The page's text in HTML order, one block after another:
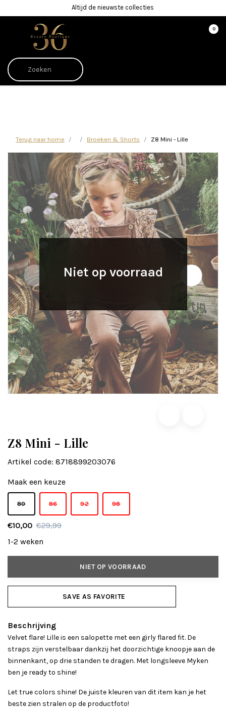
Altijd de nieuwste collecties
0
Terug naar home Broeken & Shorts Z8 Mini - Lille
Niet op voorraad
Z8 Mini - Lille
Artikel code: 8718899203076
Maak een keuze
80 86 92 98
€10,00 €29,99
1-2 weken
NIET OP VOORRAAD
SAVE AS FAVORITE
Beschrijving
Velvet flare! Lille is een salopette met een girly flared fit. De
straps zijn verstelbaar dankzij het doorzichtige knoopje aan de
binnenkant, op drie standen te dragen. Met longsleeve Myken
ben je ready to shine!
Let true colors shine! De juiste kleuren van dit item kan je het
beste zien stralen op de productfoto!